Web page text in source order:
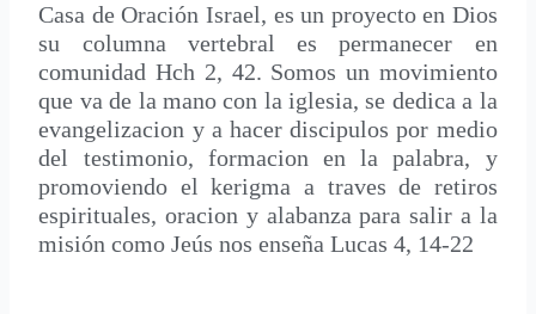
Casa de Oración Israel, es un proyecto en Dios
su columna vertebral es permanecer en
comunidad Hch 2, 42. Somos un movimiento
que va de la mano con la iglesia, se dedica a la
evangelizacion y a hacer discipulos por medio
del testimonio, formacion en la palabra, y
promoviendo el kerigma a traves de retiros
espirituales, oracion y alabanza para salir a la
misión como Jeús nos enseña Lucas 4, 14-22